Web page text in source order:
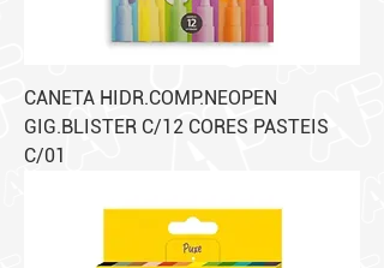
CANETA HIDR.COMP.NEOPEN
GIG.BLISTER C/12 CORES PASTEIS
C/01